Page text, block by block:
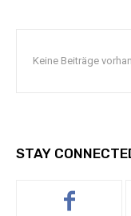
Keine Beiträge
STAY